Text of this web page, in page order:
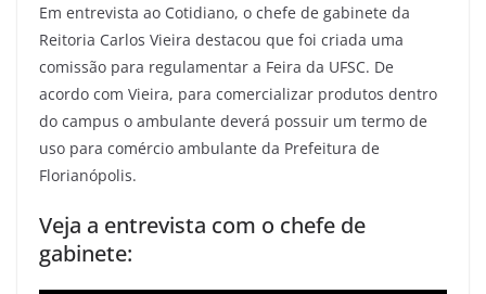
Em entrevista ao Cotidiano, o chefe de gabinete da
Reitoria Carlos Vieira destacou que foi criada uma
comissão para regulamentar a Feira da UFSC. De
acordo com Vieira, para comercializar produtos dentro
do campus o ambulante deverá possuir um termo de
uso para comércio ambulante da Prefeitura de
Florianópolis.
Veja a entrevista com o chefe de
gabinete: